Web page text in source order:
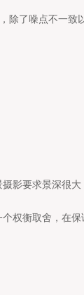
除了噪点不一致
影要求景深很
权衡取舍，在保